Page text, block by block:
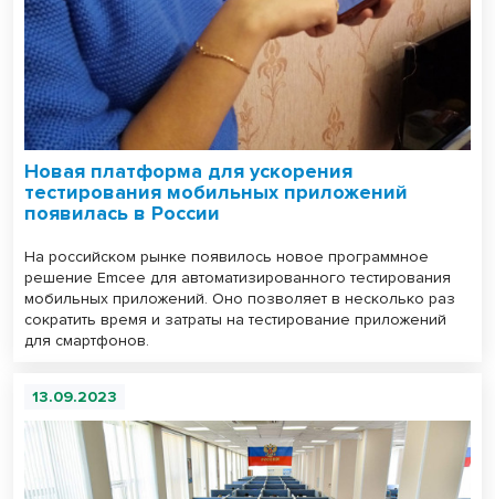
Новая платформа для ускорения
тестирования мобильных приложений
появилась в России
На российском рынке появилось новое программное
решение Emcee для автоматизированного тестирования
мобильных приложений. Оно позволяет в несколько раз
сократить время и затраты на тестирование приложений
для смартфонов.
13.09.2023